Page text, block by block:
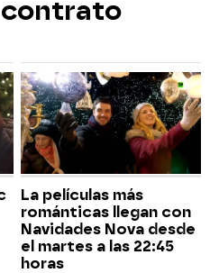
contrato
La películas más
románticas llegan con
Navidades Nova desde
el martes a las 22:45
horas